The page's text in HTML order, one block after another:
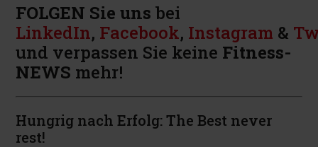
FOLGEN Sie uns bei
LinkedIn, Facebook, Instagram &
und verpassen Sie keine Fitness-
NEWS mehr!
Hungrig nach Erfolg: The Best never
rest!